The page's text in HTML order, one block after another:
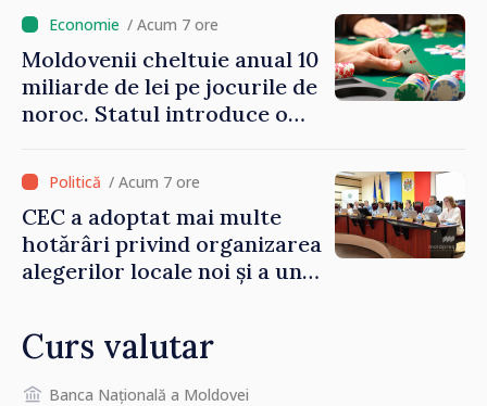
/ Acum 7 ore
Moldovenii cheltuie anual 10
miliarde de lei pe jocurile de
noroc. Statul introduce o
peste 500 de milioane de lei
la buget / Acum 7 ore
CEC a adoptat mai multe
hotărâri privind organizarea
alegerilor locale noi și a unui
Curs valutar
Banca Națională a Moldovei